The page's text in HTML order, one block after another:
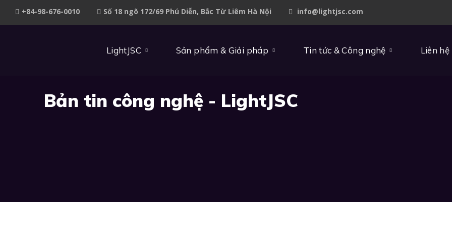
+84-98-676-0010 Số 18 ngõ 172/69 Phú Diễn, Bắc Từ Liêm Hà Nội info@lightjsc.com
LightJSC Sản phẩm & Giải pháp Tin tức & Công nghệ Liên hệ
Bản tin công nghệ - LightJSC